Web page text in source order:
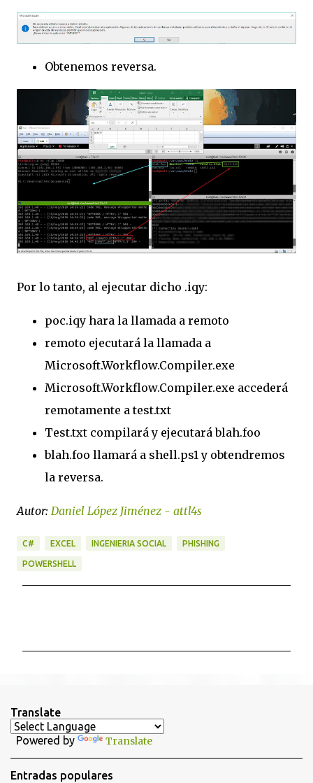
Obtenemos reversa.
Por lo tanto, al ejecutar dicho .iqy:
poc.iqy hara la llamada a remoto
remoto ejecutará la llamada a
Microsoft.Workflow.Compiler.exe
Microsoft.Workflow.Compiler.exe accederá
remotamente a test.txt
Test.txt compilará y ejecutará blah.foo
blah.foo llamará a shell.ps1 y obtendremos
la reversa.
Autor: Daniel López Jiménez - attl4s
C# EXCEL INGENIERIA SOCIAL PHISHING
POWERSHELL
a
r
Translate
Powered by Translate
Entradas populares